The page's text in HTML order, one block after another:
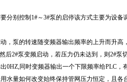
分别控制1#～3#泵的启停该方式主要为设备
，泵的转速随变频器输出频率的上升而升
后2#泵变频启动，若压力仍未达到，则2#
0HZ,同时变频器输出一个下限频率给PLC，
水量如何改变始终保持管网压力恒定，且